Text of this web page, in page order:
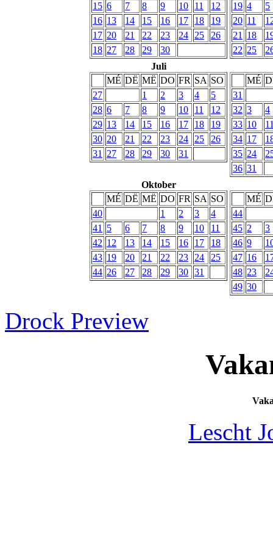
15 6 7 8 9 10 11
12
16 13 14 15 16 17 18
19
17 20 21 22 23 24 25
26
18 27 28 29 30
19 4
5
20 11
21
18
22 25
Juli
MÉ DË MË DO FR SA SO
27
1 2 3 4
5
28 6 7 8 9 10 11
12
29 13 14 15 16 17 18
19
30 20 21 22 23 24 25
26
31
27 28 29 30 31
MÉ
31
32 3
4
33 10
34 17
35 24
36 31
Oktober
MÉ DË MË DO FR SA SO
40
1 2 3
4
41
5 6 7 8 9 10
11
42 12 13 14 15 16 17
18
43 19 20 21 22 23 24
25
44 26 27 28 29 30 31
MÉ
44
45 2
3
46 9
47 16
48 23
49 30
Drock Preview
Lescht